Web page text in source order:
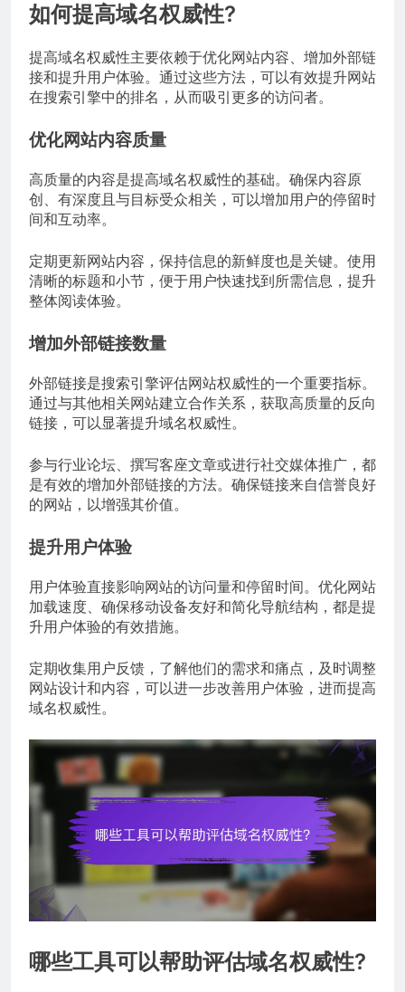
如何提高域名权威性?
提高域名权威性主要依赖于优化网站内容、增加外部链
接和提升用户体验。通过这些方法，可以有效提升网站
在搜索引擎中的排名，从而吸引更多的访问者。
优化网站内容质量
高质量的内容是提高域名权威性的基础。确保内容原
创、有深度且与目标受众相关，可以增加用户的停留时
间和互动率。
定期更新网站内容，保持信息的新鲜度也是关键。使用
清晰的标题和小节，便于用户快速找到所需信息，提升
整体阅读体验。
增加外部链接数量
外部链接是搜索引擎评估网站权威性的一个重要指标。
通过与其他相关网站建立合作关系，获取高质量的反向
链接，可以显著提升域名权威性。
参与行业论坛、撰写客座文章或进行社交媒体推广，都
是有效的增加外部链接的方法。确保链接来自信誉良好
的网站，以增强其价值。
提升用户体验
用户体验直接影响网站的访问量和停留时间。优化网站
加载速度、确保移动设备友好和简化导航结构，都是提
升用户体验的有效措施。
定期收集用户反馈，了解他们的需求和痛点，及时调整
网站设计和内容，可以进一步改善用户体验，进而提高
域名权威性。
哪些工具可以帮助评估域名权威性?